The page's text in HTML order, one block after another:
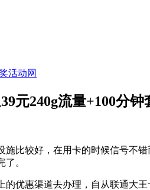
活动网
元240g流量+100分钟
比较好，在用卡的时候信号不
。
优惠渠道去办理，自从联通大